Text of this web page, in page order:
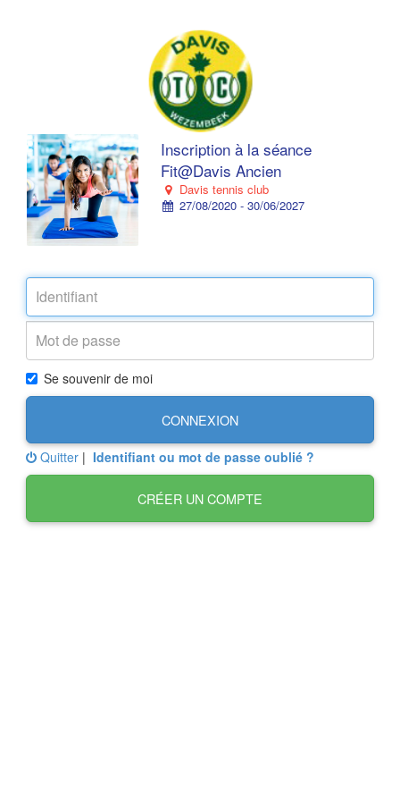
Inscription à la séance
Fit@Davis Ancien
Davis tennis club
27/08/2020 - 30/06/2027
Se souvenir de moi
CONNEXION
Quitter | Identifiant ou mot de passe oublié ?
CRÉER UN COMPTE